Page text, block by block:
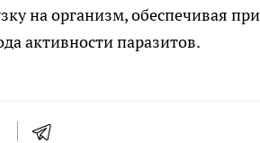
на организм, обеспечивая
активности паразитов.